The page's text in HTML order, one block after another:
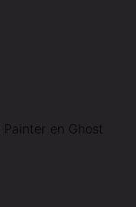
en Ghost